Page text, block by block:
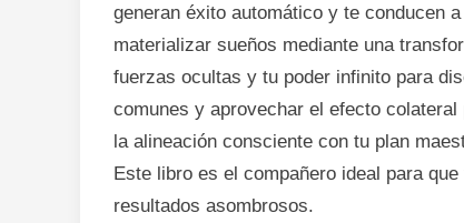
generan éxito automático y te conducen
materializar sueños mediante una
fuerzas ocultas y tu poder infinito para
comunes y aprovechar el efecto
la alineación consciente con tu plan
Este libro es el compañero ideal para
resultados asombrosos.